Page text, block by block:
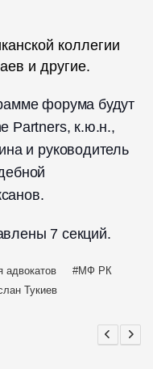
коллегии
и другие.
форума будут
Partners, к.ю.н.,
и руководитель
7 секций.
адвокатов
МФ РК
Тукиев